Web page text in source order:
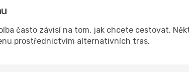
často závisí na tom, jak chcete cestovat.
prostřednictvím alternativních tras.